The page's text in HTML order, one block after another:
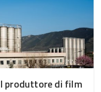
produttore di film